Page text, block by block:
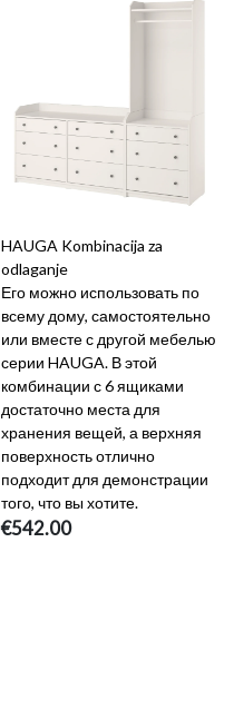
HAUGA Kombinacija za
odlaganje
Его можно использовать по
всему дому, самостоятельно
или вместе с другой мебелью
серии HAUGA. В этой
комбинации с 6 ящиками
достаточно места для
хранения вещей, а верхняя
поверхность отлично
подходит для демонстрации
того, что вы хотите.
€542.00